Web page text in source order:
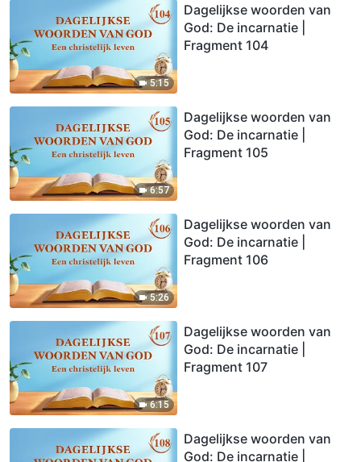
5:15
Dagelijkse woorden van
God: De incarnatie |
Fragment 104
6:57
Dagelijkse woorden van
God: De incarnatie |
Fragment 105
5:26
Dagelijkse woorden van
God: De incarnatie |
Fragment 106
6:15
Dagelijkse woorden van
God: De incarnatie |
Fragment 107
Dagelijkse woorden van
God: De incarnatie |